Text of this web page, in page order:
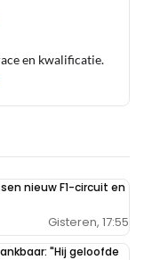
en kwalificatie.
nieuw F1-circuit en
Gisteren, 17:55
"Hij geloofde